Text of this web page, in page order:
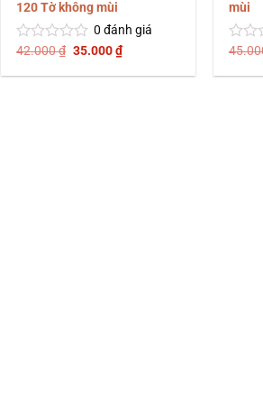
120 Tờ không mùi
Được
hạng
0 đánh giá
42.000₫ Giá
là:
35.000₫Giá
hiện
tại
mùi
Được
hạng